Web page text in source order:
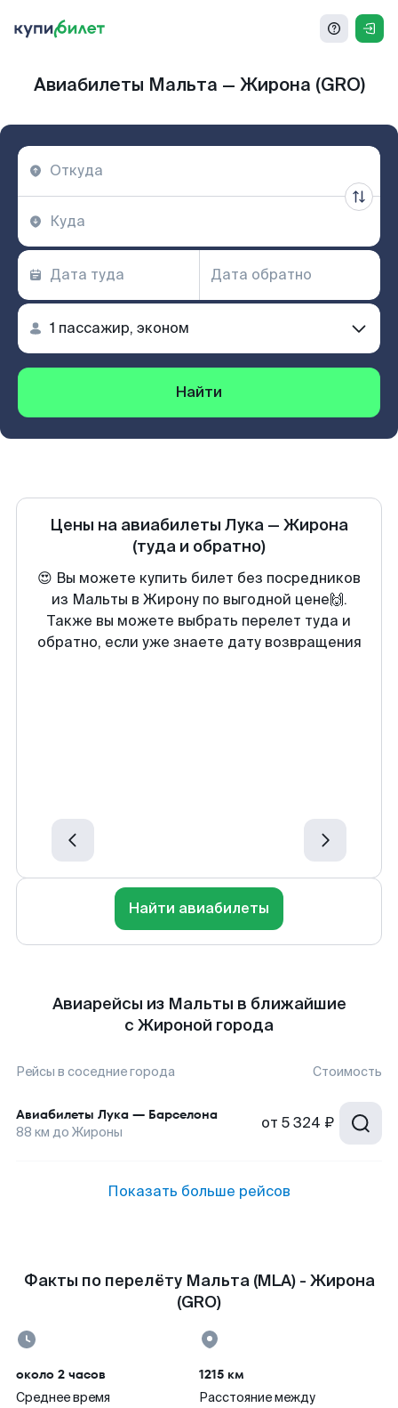
Авиабилеты Мальта — Жирона (GRO)
Найти
Цены на авиабилеты Лука — Жирона
(туда и обратно)
😍 Вы можете купить билет без посредников
из Мальты в Жирону по выгодной цене🙌.
Также вы можете выбрать перелет туда и
обратно, если уже знаете дату возвращения
Найти авиабилеты
Авиарейсы из Мальты в ближайшие
с Жироной города
Рейсы в соседние города Стоимость
Авиабилеты Лука — Барселона
88 км до Жироны от 5 324 ₽
Показать больше рейсов
Факты по перелёту Мальта (MLA) - Жирона
(GRO)
около 2 часов
Среднее время
1215 км
Расстояние между